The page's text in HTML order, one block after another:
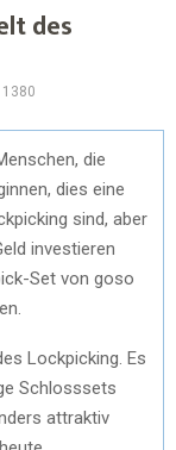
des
1380
die
dies eine
sind, aber
investieren
Set von goso
Lockpicking. Es
Schlosssets
attraktiv